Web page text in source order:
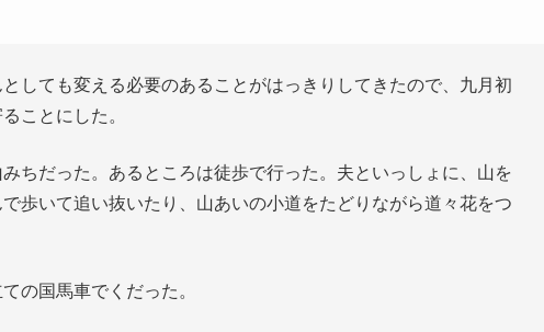
しても変える必要のあることがはっきりしてきたので、九月初
ことにした。
ちだった。あるところは徒歩で行った。夫といっしょに、山を
歩いて追い抜いたり、山あいの小道をたどりながら道々花をつ
の国馬車でくだった。